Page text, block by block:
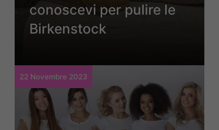
conoscevi per pulire le
Birkenstock
22 Novembre 2023